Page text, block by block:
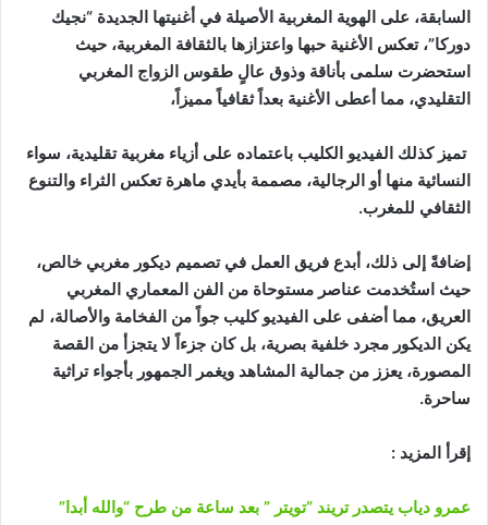
السابقة، على الهوية المغربية الأصيلة في أغنيتها الجديدة “نجيك
دوركا”، تعكس الأغنية حبها واعتزازها بالثقافة المغربية، حيث
استحضرت سلمى بأناقة وذوق عالٍ طقوس الزواج المغربي
التقليدي، مما أعطى الأغنية بعداً ثقافياً مميزاً،
تميز كذلك الفيديو الكليب باعتماده على أزياء مغربية تقليدية، سواء
النسائية منها أو الرجالية، مصممة بأيدي ماهرة تعكس الثراء والتنوع
الثقافي للمغرب.
إضافةً إلى ذلك، أبدع فريق العمل في تصميم ديكور مغربي خالص،
حيث استُخدمت عناصر مستوحاة من الفن المعماري المغربي
العريق، مما أضفى على الفيديو كليب جواً من الفخامة والأصالة، لم
يكن الديكور مجرد خلفية بصرية، بل كان جزءاً لا يتجزأ من القصة
المصورة، يعزز من جمالية المشاهد ويغمر الجمهور بأجواء تراثية
ساحرة.
إقرأ المزيد :
عمرو دياب يتصدر تريند “تويتر ” بعد ساعة من طرح “والله أبدا”